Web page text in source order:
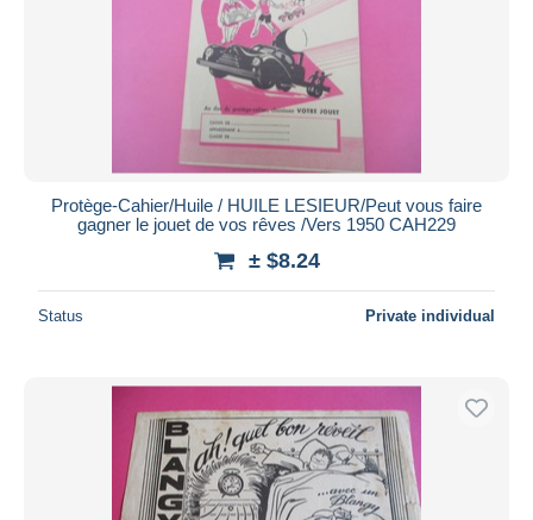
Protège-Cahier/Huile / HUILE LESIEUR/Peut vous faire
gagner le jouet de vos rêves /Vers 1950 CAH229
± $8.24
Status Private individual